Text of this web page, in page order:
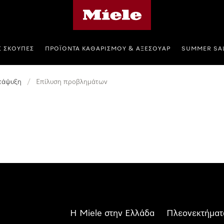
ΣΚΟΎΠΕΣ ΠΡΟΪΌΝΤΑ ΚΑΘΑΡΙΣΜΟΎ & ΑΞΕΣΟΥΆΡ SUMMER
/ Επίλυση προβλημάτων
Η Miele στην Ελλάδα